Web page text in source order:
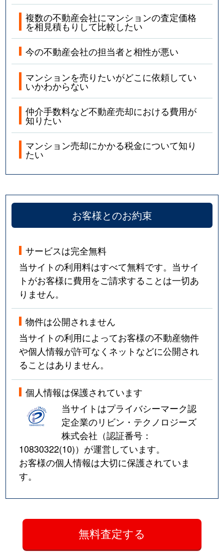
複数の不動産会社にマンションの査定価格
を相見積もりして比較したい
今の不動産会社の担当者と相性が悪い
マンションを売りたいがどこに依頼してい
いかわからない
仲介手数料など不動産売却における費用が
知りたい
マンション売却にかかる税金について知り
たい
お客様とのお約束
サービスは完全無料
当サイトの利用料はすべて無料です。当サイ
トがお客様に費用をご請求することは一切あ
りません。
物件は公開されません
当サイトの利用によってお客様の不動産物件
や個人情報が許可なくネットなどに公開され
ることはありません。
個人情報は保護されています
当サイトはプライバシーマーク認
定企業のリビン・テクノロジーズ
株式会社（認証番号：
10830322(10)）が運営しています。
お客様の個人情報は大切に保護されていま
す。